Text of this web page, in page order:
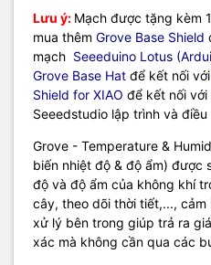
Lưu ý: Mạch được tặng kèm
mua thêm Grove Base Shield
mạch Seeeduino Lotus
Grove Base Hat để kết nối với
Shield for XIAO để kết nối với
Seeedstudio lập trình và điều
Grove - Temperature &
biến nhiệt độ & độ ẩm) được
độ và độ ẩm của không khí
cây, theo dõi thời tiết,...,
xử lý bên trong giúp trả ra
xác mà không cần qua các